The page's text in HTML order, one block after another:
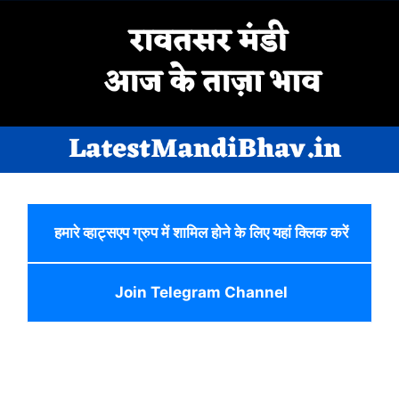
हमारे व्हाट्सएप ग्रुप में शामिल होने के लिए यहां क्लिक करें
Join Telegram Channel